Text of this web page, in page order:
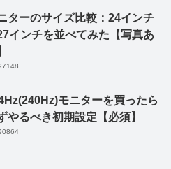
ターのサイズ比較：24インチ
インチを並べてみた【写真あ
モニターを買ったら
やるべき初期設定【必須】